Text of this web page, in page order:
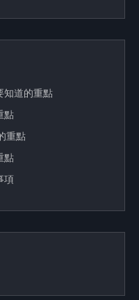
知道的重點
點
重點
點
項